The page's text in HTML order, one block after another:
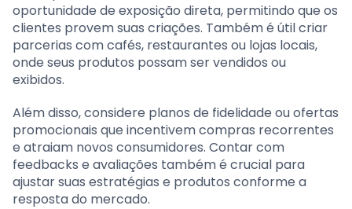
oportunidade de exposição direta, permitindo que os
clientes provem suas criações. Também é útil criar
parcerias com cafés, restaurantes ou lojas locais,
onde seus produtos possam ser vendidos ou
exibidos.
Além disso, considere planos de fidelidade ou ofertas
promocionais que incentivem compras recorrentes
e atraiam novos consumidores. Contar com
feedbacks e avaliações também é crucial para
ajustar suas estratégias e produtos conforme a
resposta do mercado.